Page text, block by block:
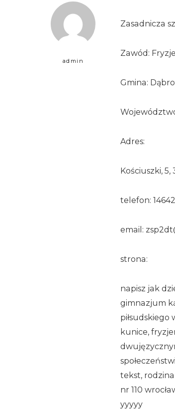
admin
Zasadnicza
Zawód:
Gmina:
Adres:
Kościuszki,
telefon:
email:
strona:
napisz jak
gimnazjum
piłsudskiego
kunice,
tekst,
nr 110
yyyyy